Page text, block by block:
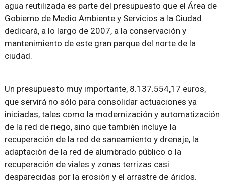
agua reutilizada es parte del presupuesto que el Área de
Gobierno de Medio Ambiente y Servicios a la Ciudad
dedicará, a lo largo de 2007, a la conservación y
mantenimiento de este gran parque del norte de la
ciudad.
Un presupuesto muy importante, 8.137.554,17 euros,
que servirá no sólo para consolidar actuaciones ya
iniciadas, tales como la modernización y automatización
de la red de riego, sino que también incluye la
recuperación de la red de saneamiento y drenaje, la
adaptación de la red de alumbrado público o la
recuperación de viales y zonas terrizas casi
desparecidas por la erosión y el arrastre de áridos.